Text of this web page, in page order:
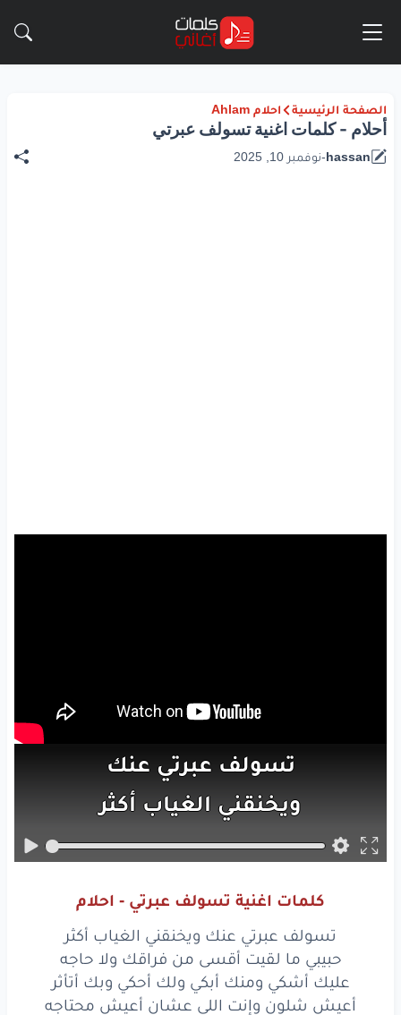
الصفحة الرئيسية احلام Ahlam
أحلام - كلمات اغنية تسولف عبرتي
hassan
-نوفمبر 10, 2025
تسولف عبرتي عنك
ويخنقني الغياب أكثر
حبيبيمالقيتأقسى
ومنك
أبكي
ولكأحكيوبكأتأثر
أعيششلونوإنتاللي
كلمات اغنية تسولف عبرتي - احلام
تسولف عبرتي عنك ويخنقني الغياب أكثر
حبيبي ما لقيت أقسى من فراقك ولا حاجه
عليك أشكي ومنك أبكي ولك أحكي وبك أتأثر
أعيش شلون وإنت اللي عشان أعيش محتاجه